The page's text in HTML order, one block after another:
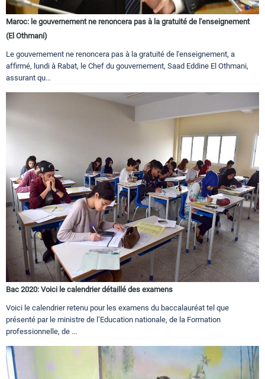
Maroc: le gouvernement ne renoncera pas à la gratuité de l'enseignement
(El Othmani)
Le gouvernement ne renoncera pas à la gratuité de l'enseignement, a
affirmé, lundi à Rabat, le Chef du gouvernement, Saad Eddine El Othmani,
assurant qu...
Bac 2020: Voici le calendrier détaillé des examens
Voici le calendrier retenu pour les examens du baccalauréat tel que
présenté par le ministre de l’Education nationale, de la Formation
professionnelle, de ...